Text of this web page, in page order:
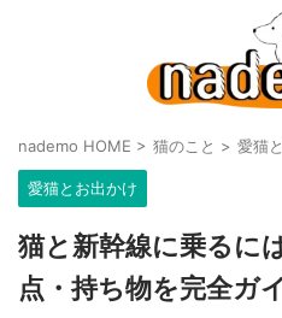
nademo HOME > 猫のこと > 愛猫
愛猫とお出かけ
猫と新幹線に乗るに
点・持ち物を完全ガ